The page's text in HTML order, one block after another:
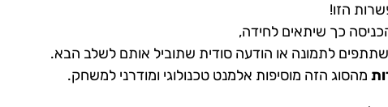
הזו!
כך שיתאים לחידה,
לתמונה או הודעה סודית שתוביל אותם לשלב הבא.
מהסוג הזה מוסיפות אלמנט טכנולוגי ומודרני למשחק.